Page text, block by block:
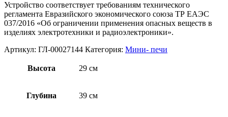
Устройство соответствует требованиям технического
регламента Евразийского экономического союза ТР ЕАЭС
037/2016 «Об ограничении применения опасных веществ в
изделиях электротехники и радиоэлектроники».
Артикул: ГЛ-00027144 Категория: Мини- печи
Высота 29 см
Глубина 39 см